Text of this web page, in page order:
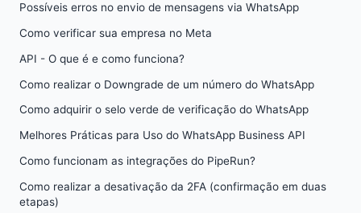
Possíveis erros no envio de mensagens via WhatsApp
Como verificar sua empresa no Meta
API - O que é e como funciona?
Como realizar o Downgrade de um número do WhatsApp
Como adquirir o selo verde de verificação do WhatsApp
Melhores Práticas para Uso do WhatsApp Business API
Como funcionam as integrações do PipeRun?
Como realizar a desativação da 2FA (confirmação em duas
etapas)